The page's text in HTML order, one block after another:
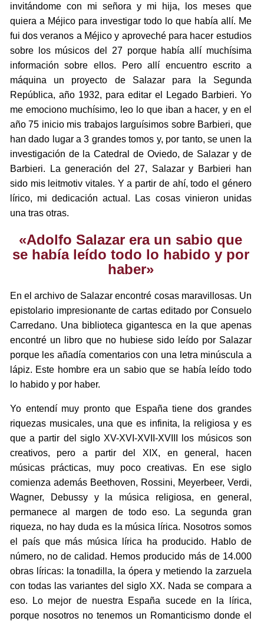
invitándome con mi señora y mi hija, los meses que
quiera a Méjico para investigar todo lo que había allí. Me
fui dos veranos a Méjico y aproveché para hacer estudios
sobre los músicos del 27 porque había allí muchísima
información sobre ellos. Pero allí encuentro escrito a
máquina un proyecto de Salazar para la Segunda
República, año 1932, para editar el Legado Barbieri. Yo
me emociono muchísimo, leo lo que iban a hacer, y en el
año 75 inicio mis trabajos larguísimos sobre Barbieri, que
han dado lugar a 3 grandes tomos y, por tanto, se unen la
investigación de la Catedral de Oviedo, de Salazar y de
Barbieri. La generación del 27, Salazar y Barbieri han
sido mis leitmotiv vitales. Y a partir de ahí, todo el género
lírico, mi dedicación actual. Las cosas vinieron unidas
una tras otras.
«Adolfo Salazar era un sabio que
se había leído todo lo habido y por
haber»
En el archivo de Salazar encontré cosas maravillosas. Un
epistolario impresionante de cartas editado por Consuelo
Carredano. Una biblioteca gigantesca en la que apenas
encontré un libro que no hubiese sido leído por Salazar
porque les añadía comentarios con una letra minúscula a
lápiz. Este hombre era un sabio que se había leído todo
lo habido y por haber.
Yo entendí muy pronto que España tiene dos grandes
riquezas musicales, una que es infinita, la religiosa y es
que a partir del siglo XV-XVI-XVII-XVIII los músicos son
creativos, pero a partir del XIX, en general, hacen
músicas prácticas, muy poco creativas. En ese siglo
comienza además Beethoven, Rossini, Meyerbeer, Verdi,
Wagner, Debussy y la música religiosa, en general,
permanece al margen de todo eso. La segunda gran
riqueza, no hay duda es la música lírica. Nosotros somos
el país que más música lírica ha producido. Hablo de
número, no de calidad. Hemos producido más de 14.000
obras líricas: la tonadilla, la ópera y metiendo la zarzuela
con todas las variantes del siglo XX. Nada se compara a
eso. Lo mejor de nuestra España sucede en la lírica,
porque nosotros no tenemos un Romanticismo donde el